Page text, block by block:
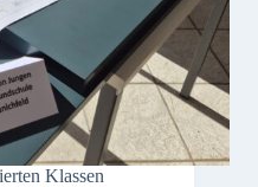
Klassen